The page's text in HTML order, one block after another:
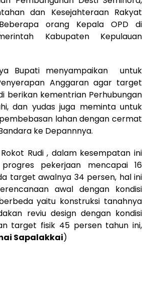
dan Kesejahteraan Rakyat
orang Kepala OPD di
Kabupaten Kepulauan
Bupati menyampaikan untuk
Anggaran agar target
berikan kementrian Perhubungan
dan yudas juga meminta untuk
lahan dengan cermat
ke Depannnya.
Rudi , dalam kesempatan ini
pekerjaan mencapai 16
target awalnya 34 persen, hal ini
awal dengan kondisi
yaitu konstruksi tanahnya
reviu design dengan kondisi
target fisik 45 persen tahun ini,
Sapalakkai)